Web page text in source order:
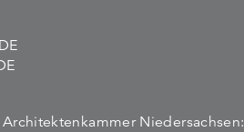
Niedersachsen: